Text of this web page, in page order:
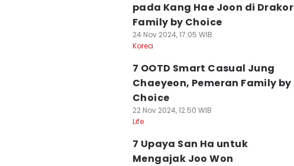
pada Kang Hae Joon di Drakor
Family by Choice
24 Nov 2024, 17:05 WIB
Korea
7 OOTD Smart Casual Jung
Chaeyeon, Pemeran Family by
Choice
22 Nov 2024, 12:50 WIB
Life
7 Upaya San Ha untuk
Mengajak Joo Won